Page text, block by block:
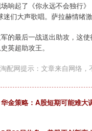
响起了《你永远不会独行
们大声歌唱。萨拉赫情绪
的最后一战送出助攻，这
英超助攻王。
淘配网提示：文章来自网络，
金策略：A股短期可能难大